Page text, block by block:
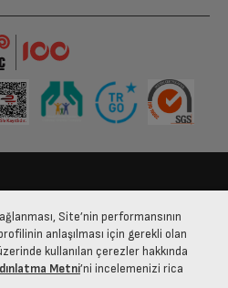
Sözleşmesi
arcelik.com.tr
Site’nin performansının
anlaşılması için gerekli olan
kullanılan çerezler hakkında
Metni’ni incelemenizi rica